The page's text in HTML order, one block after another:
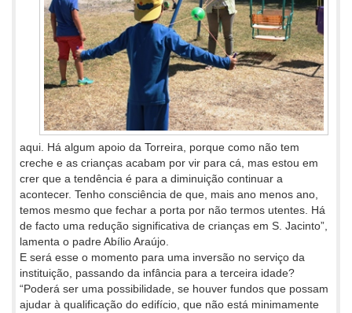
aqui. Há algum apoio da Torreira, porque como não tem
creche e as crianças acabam por vir para cá, mas estou em
crer que a tendência é para a diminuição continuar a
acontecer. Tenho consciência de que, mais ano menos ano,
temos mesmo que fechar a porta por não termos utentes. Há
de facto uma redução significativa de crianças em S. Jacinto”,
lamenta o padre Abílio Araújo.
E será esse o momento para uma inversão no serviço da
instituição, passando da infância para a terceira idade?
“Poderá ser uma possibilidade, se houver fundos que possam
ajudar à qualificação do edifício, que não está minimamente